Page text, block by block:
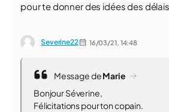
pour te donner des idées des
Severine22 16/03/21, 14:48
Message deMarie
Bonjour Séverine,
Félicitations pour ton copain.